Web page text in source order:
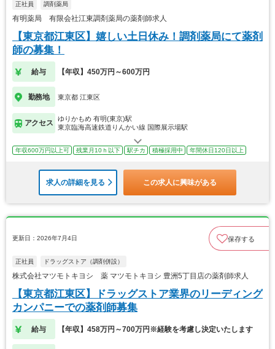
正社員 調剤薬局
有明薬局 有限会社江東調剤薬局の薬剤師求人
【東京都江東区】嬉しい土日休み！調剤薬局にて薬剤
師の募集！
給与 【年収】450万円～600万円
勤務地 東京都 江東区
アクセス
ゆりかもめ 有明(東京)駅
東京臨海高速鉄道りんかい線 国際展示場駅
年収600万円以上可 残業月10ｈ以下 駅チカ 積極採用中 年間休日120日以上
求人の詳細を見る この求人に興味がある
更新日：2026年7月4日 保存する
正社員 ドラッグストア（調剤併設）
株式会社マツモトキヨシ 薬 マツモトキヨシ 豊洲5丁目店の薬剤師求人
【東京都江東区】ドラッグストア業界のリーディング
カンパニーでの薬剤師募集
給与 【年収】458万円～700万円※経験を考慮し決定いたします